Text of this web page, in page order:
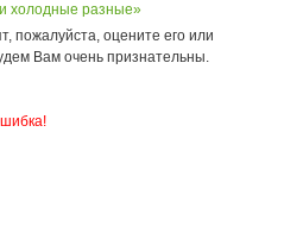
холодные разные»
пожалуйста, оцените его или
Вам очень признательны.